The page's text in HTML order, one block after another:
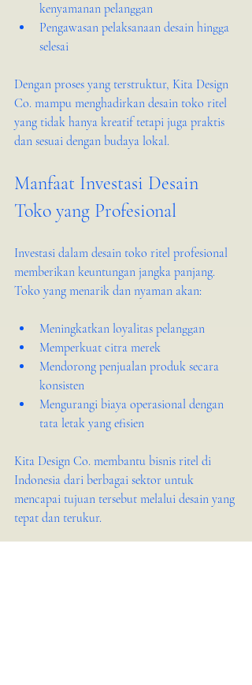
kenyamanan pelanggan
Pengawasan pelaksanaan desain hingga
selesai
Dengan proses yang terstruktur, Kita Design
Co. mampu menghadirkan desain toko ritel
yang tidak hanya kreatif tetapi juga praktis
dan sesuai dengan budaya lokal.
Manfaat Investasi Desain
Toko yang Profesional
Investasi dalam desain toko ritel profesional
memberikan keuntungan jangka panjang.
Toko yang menarik dan nyaman akan:
Meningkatkan loyalitas pelanggan
Memperkuat citra merek
Mendorong penjualan produk secara
konsisten
Mengurangi biaya operasional dengan
tata letak yang efisien
Kita Design Co. membantu bisnis ritel di
Indonesia dari berbagai sektor untuk
mencapai tujuan tersebut melalui desain yang
tepat dan terukur.